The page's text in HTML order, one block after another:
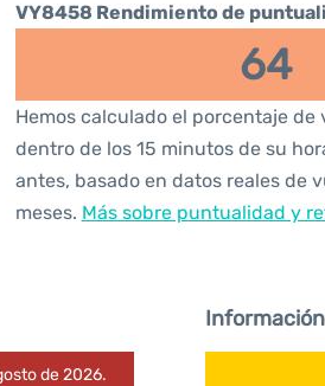
VY8458 Rendimiento de
64
Hemos calculado el porcentaje de
dentro de los 15 minutos de su
antes, basado en datos reales de
meses. Más sobre puntualidad y
de 2026.